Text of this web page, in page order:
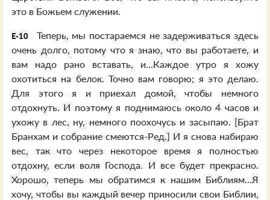
это в Божьем служении.
E-10
Теперь, мы постараемся не задерживаться здесь
очень долго, потому что я знаю, что вы работаете, и
вам надо рано вставать, и...Каждое утро я хожу
охотиться на белок. Точно вам говорю; я это делаю.
Для этого я и приехал домой, чтобы немного
отдохнуть. И поэтому я поднимаюсь около 4 часов и
ухожу в лес, ну, немного поохочусь и засыпаю. [Брат
Бранхам и собрание смеются-Ред.] И я снова набираю
вес, так что через некоторое время я полностью
отдохну, если воля Господа. И все будет прекрасно.
Хорошо, теперь мы обратимся к нашим Библиям...Я
хочу, чтобы вы каждый вечер приносили свои Библии,